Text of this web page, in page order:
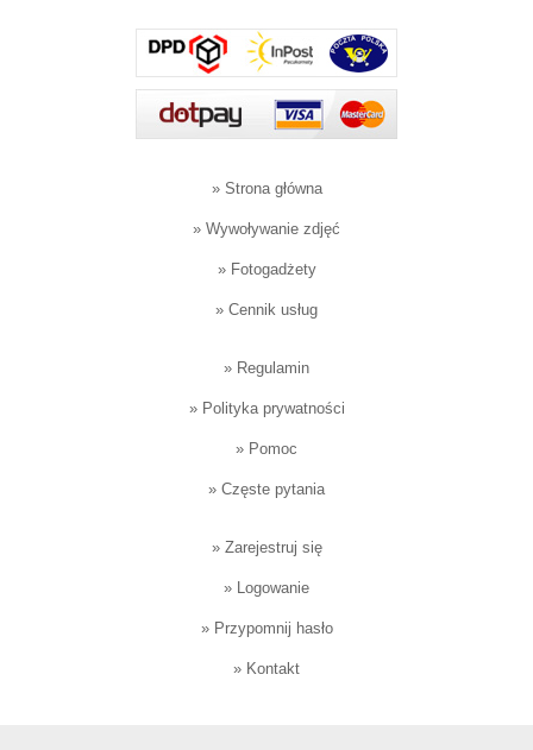
» Strona główna
» Wywoływanie zdjęć
» Fotogadżety
» Cennik usług
» Regulamin
» Polityka prywatności
» Pomoc
» Częste pytania
» Zarejestruj się
» Logowanie
» Przypomnij hasło
» Kontakt